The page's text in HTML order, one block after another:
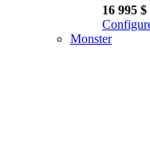
16 995 $
Monster